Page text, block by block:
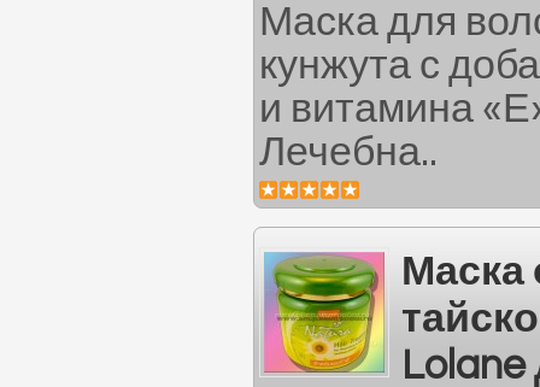
Маска для
кунжута с
и витамина
Лечебна..
Маска